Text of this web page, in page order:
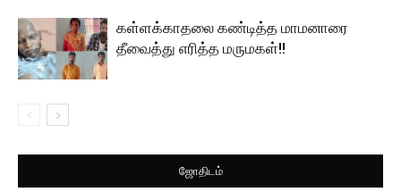
கள்ளக்காதலை கண்டித்த மாமனாரை
தீவைத்து எரித்த மருமகள்!!
ஜோதிடம்